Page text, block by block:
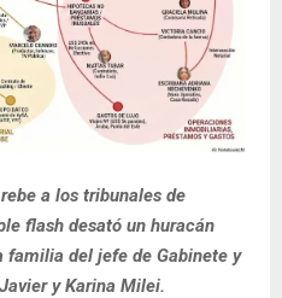
a los tribunales de
flash desató un huracán
del jefe de Gabinete y
y Karina Milei.